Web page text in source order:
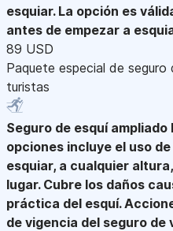
esquiar. La opción es
antes de empezar a
89 USD
Paquete especial de seguro
turistas
Seguro de esquí ampliado
opciones incluye el uso
esquiar, a cualquier
lugar. Cubre los daños
práctica del esquí.
de vigencia del seguro de